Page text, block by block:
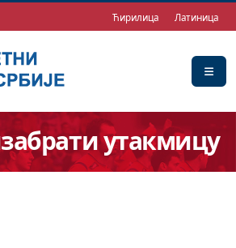
Ћирилица Латиница
утакмицу